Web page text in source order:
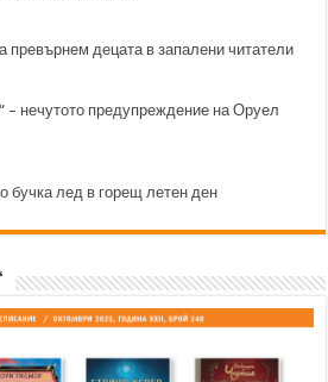
превърнем децата в запалени читатели
– нечутото предупреждение на Оруел
бучка лед в горещ летен ден